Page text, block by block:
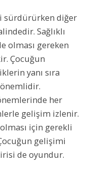
sürdürürken diğer
Sağlıklı
olması gereken
Çocuğun
yanı sıra
her
gelişim izlenir.
için gerekli
gelişimi
de oyundur.